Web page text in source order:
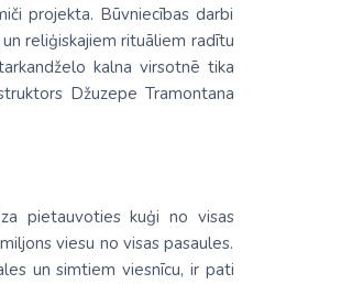
projekta. Būvniecības darbi
reliģiskajiem rituāliem radītu
kalna virsotnē tika
Džuzepe Tramontana
pietauvoties kuģi no visas
viesu no visas pasaules.
un simtiem viesnīcu, ir pati